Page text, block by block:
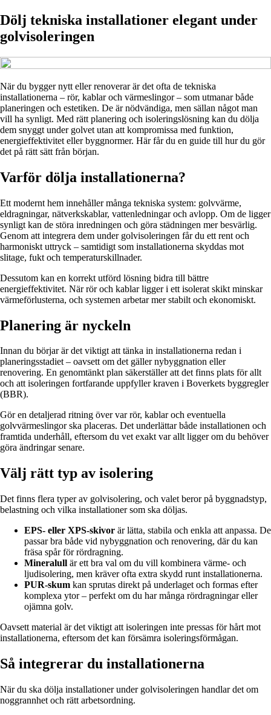
Dölj tekniska installationer elegant under
golvisoleringen
När du bygger nytt eller renoverar är det ofta de tekniska
installationerna – rör, kablar och värmeslingor – som utmanar både
planeringen och estetiken. De är nödvändiga, men sällan något man
vill ha synligt. Med rätt planering och isoleringslösning kan du dölja
dem snyggt under golvet utan att kompromissa med funktion,
energieffektivitet eller byggnormer. Här får du en guide till hur du gör
det på rätt sätt från början.
Varför dölja installationerna?
Ett modernt hem innehåller många tekniska system: golvvärme,
eldragningar, nätverkskablar, vattenledningar och avlopp. Om de ligger
synligt kan de störa inredningen och göra städningen mer besvärlig.
Genom att integrera dem under golvisoleringen får du ett rent och
harmoniskt uttryck – samtidigt som installationerna skyddas mot
slitage, fukt och temperaturskillnader.
Dessutom kan en korrekt utförd lösning bidra till bättre
energieffektivitet. När rör och kablar ligger i ett isolerat skikt minskar
värmeförlusterna, och systemen arbetar mer stabilt och ekonomiskt.
Planering är nyckeln
Innan du börjar är det viktigt att tänka in installationerna redan i
planeringsstadiet – oavsett om det gäller nybyggnation eller
renovering. En genomtänkt plan säkerställer att det finns plats för allt
och att isoleringen fortfarande uppfyller kraven i Boverkets byggregler
(BBR).
Gör en detaljerad ritning över var rör, kablar och eventuella
golvvärmeslingor ska placeras. Det underlättar både installationen och
framtida underhåll, eftersom du vet exakt var allt ligger om du behöver
göra ändringar senare.
Välj rätt typ av isolering
Det finns flera typer av golvisolering, och valet beror på byggnadstyp,
belastning och vilka installationer som ska döljas.
EPS- eller XPS-skivor är lätta, stabila och enkla att anpassa. De
passar bra både vid nybyggnation och renovering, där du kan
fräsa spår för rördragning.
Mineralull är ett bra val om du vill kombinera värme- och
ljudisolering, men kräver ofta extra skydd runt installationerna.
PUR-skum kan sprutas direkt på underlaget och formas efter
komplexa ytor – perfekt om du har många rördragningar eller
ojämna golv.
Oavsett material är det viktigt att isoleringen inte pressas för hårt mot
installationerna, eftersom det kan försämra isoleringsförmågan.
Så integrerar du installationerna
När du ska dölja installationer under golvisoleringen handlar det om
noggrannhet och rätt arbetsordning.